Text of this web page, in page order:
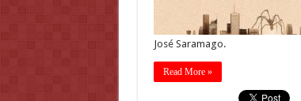
José Saramago.
Read More »